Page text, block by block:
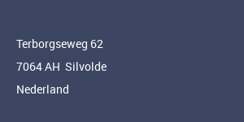
Terborgseweg 62
7064 AH Silvolde
Nederland